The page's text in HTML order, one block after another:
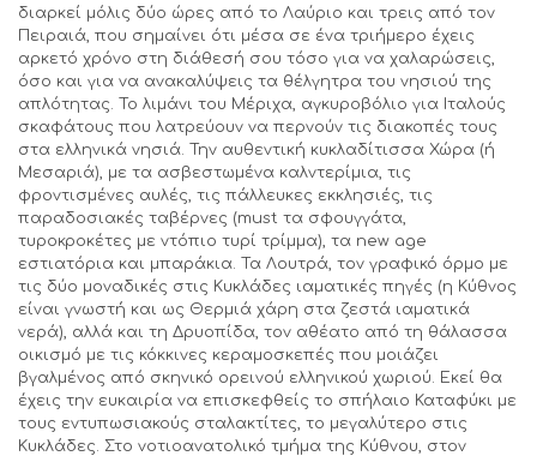
διαρκεί μόλις δύο ώρες από το Λαύριο και τρεις από τον
Πειραιά, που σημαίνει ότι μέσα σε ένα τριήμερο έχεις
αρκετό χρόνο στη διάθεσή σου τόσο για να χαλαρώσεις,
όσο και για να ανακαλύψεις τα θέλγητρα του νησιού της
απλότητας. Το λιμάνι του Μέριχα, αγκυροβόλιο για Ιταλούς
σκαφάτους που λατρεύουν να περνούν τις διακοπές τους
στα ελληνικά νησιά. Την αυθεντική κυκλαδίτισσα Χώρα (ή
Μεσαριά), με τα ασβεστωμένα καλντερίμια, τις
φροντισμένες αυλές, τις πάλλευκες εκκλησιές, τις
παραδοσιακές ταβέρνες (must τα σφουγγάτα,
τυροκροκέτες με ντόπιο τυρί τρίμμα), τα new age
εστιατόρια και μπαράκια. Τα Λουτρά, τον γραφικό όρμο με
τις δύο μοναδικές στις Κυκλάδες ιαματικές πηγές (η Κύθνος
είναι γνωστή και ως Θερμιά χάρη στα ζεστά ιαματικά
νερά), αλλά και τη Δρυοπίδα, τον αθέατο από τη θάλασσα
οικισμό με τις κόκκινες κεραμοσκεπές που μοιάζει
βγαλμένος από σκηνικό ορεινού ελληνικού χωριού. Εκεί θα
έχεις την ευκαιρία να επισκεφθείς το σπήλαιο Καταφύκι με
τους εντυπωσιακούς σταλακτίτες, το μεγαλύτερο στις
Κυκλάδες. Στο νοτιοανατολικό τμήμα της Κύθνου, στον